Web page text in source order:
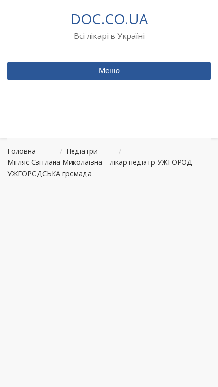
DOC.CO.UA
Всі лікарі в Україні
Меню
Головна / Педіатри
/
Мігляс Світлана Миколаївна – лікар педіатр УЖГОРОД
УЖГОРОДСЬКА громада